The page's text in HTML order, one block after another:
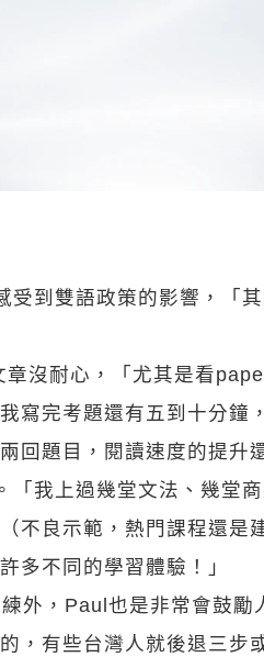
雙語政策的影響，「
耐心，「尤其是看
寫完考題還有五到十分鐘
回題目，閱讀速度的提升
上過幾堂文法、幾堂
不良示範，熱門課程還
多不同的學習體驗！」
，Paul也是非常會鼓勵
，有些台灣人就後退三